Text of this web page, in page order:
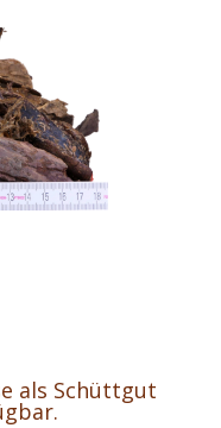
als Schüttgut